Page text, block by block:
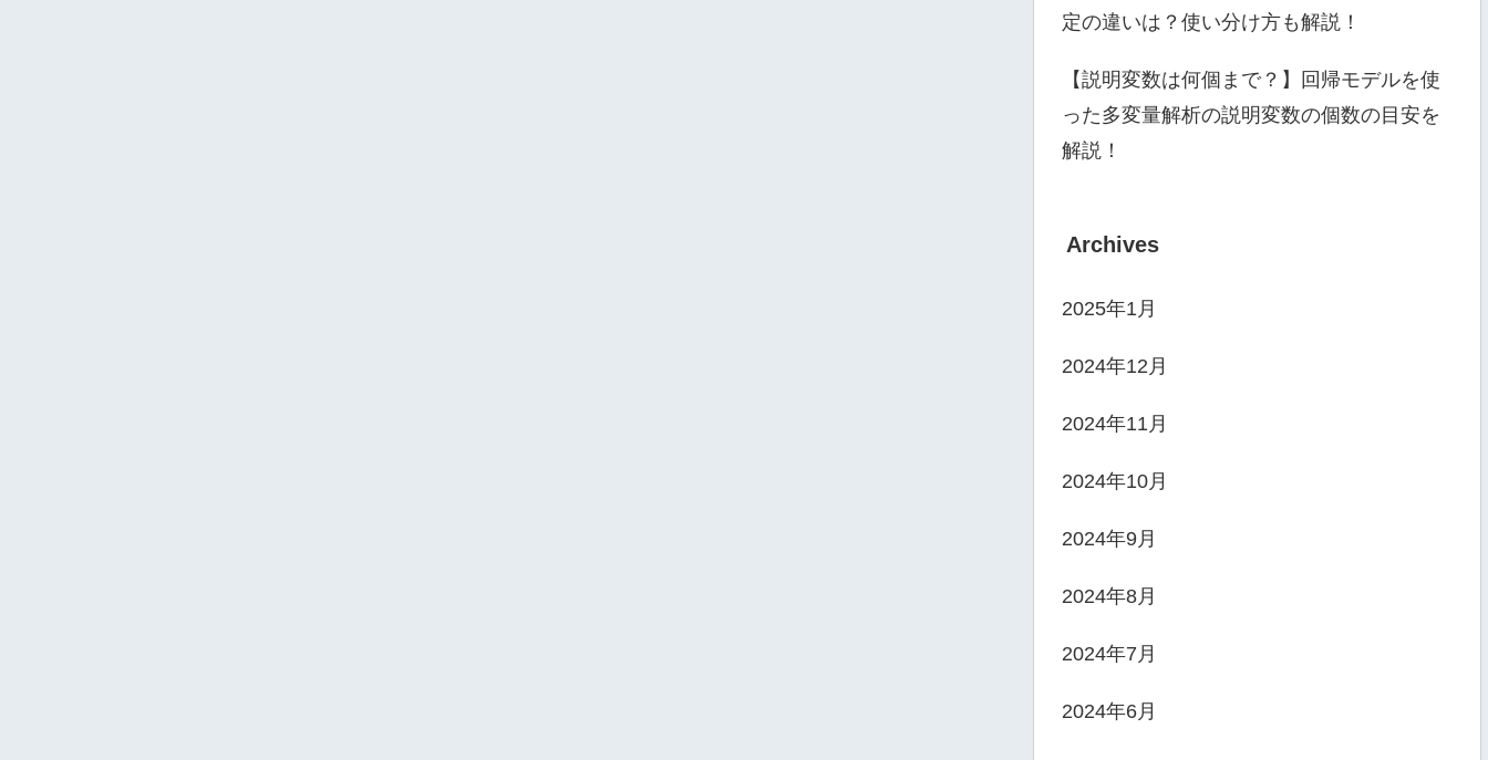
定の違いは？使い分け方も解説！
【説明変数は何個まで？】回帰モデルを使
った多変量解析の説明変数の個数の目安を
解説！
Archives
2025年1月
2024年12月
2024年11月
2024年10月
2024年9月
2024年8月
2024年7月
2024年6月